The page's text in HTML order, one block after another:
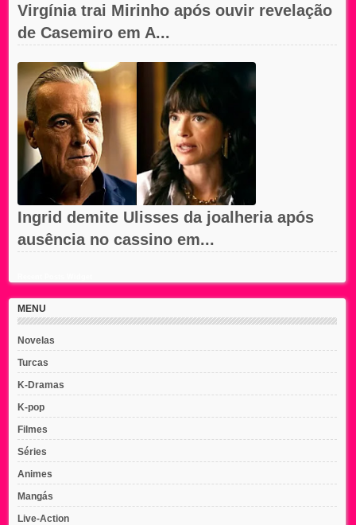
Virgínia trai Mirinho após ouvir revelação
de Casemiro em A...
Ingrid demite Ulisses da joalheria após
ausência no cassino em...
MENU
Novelas
Turcas
K-Dramas
K-pop
Filmes
Séries
Animes
Mangás
Live-Action